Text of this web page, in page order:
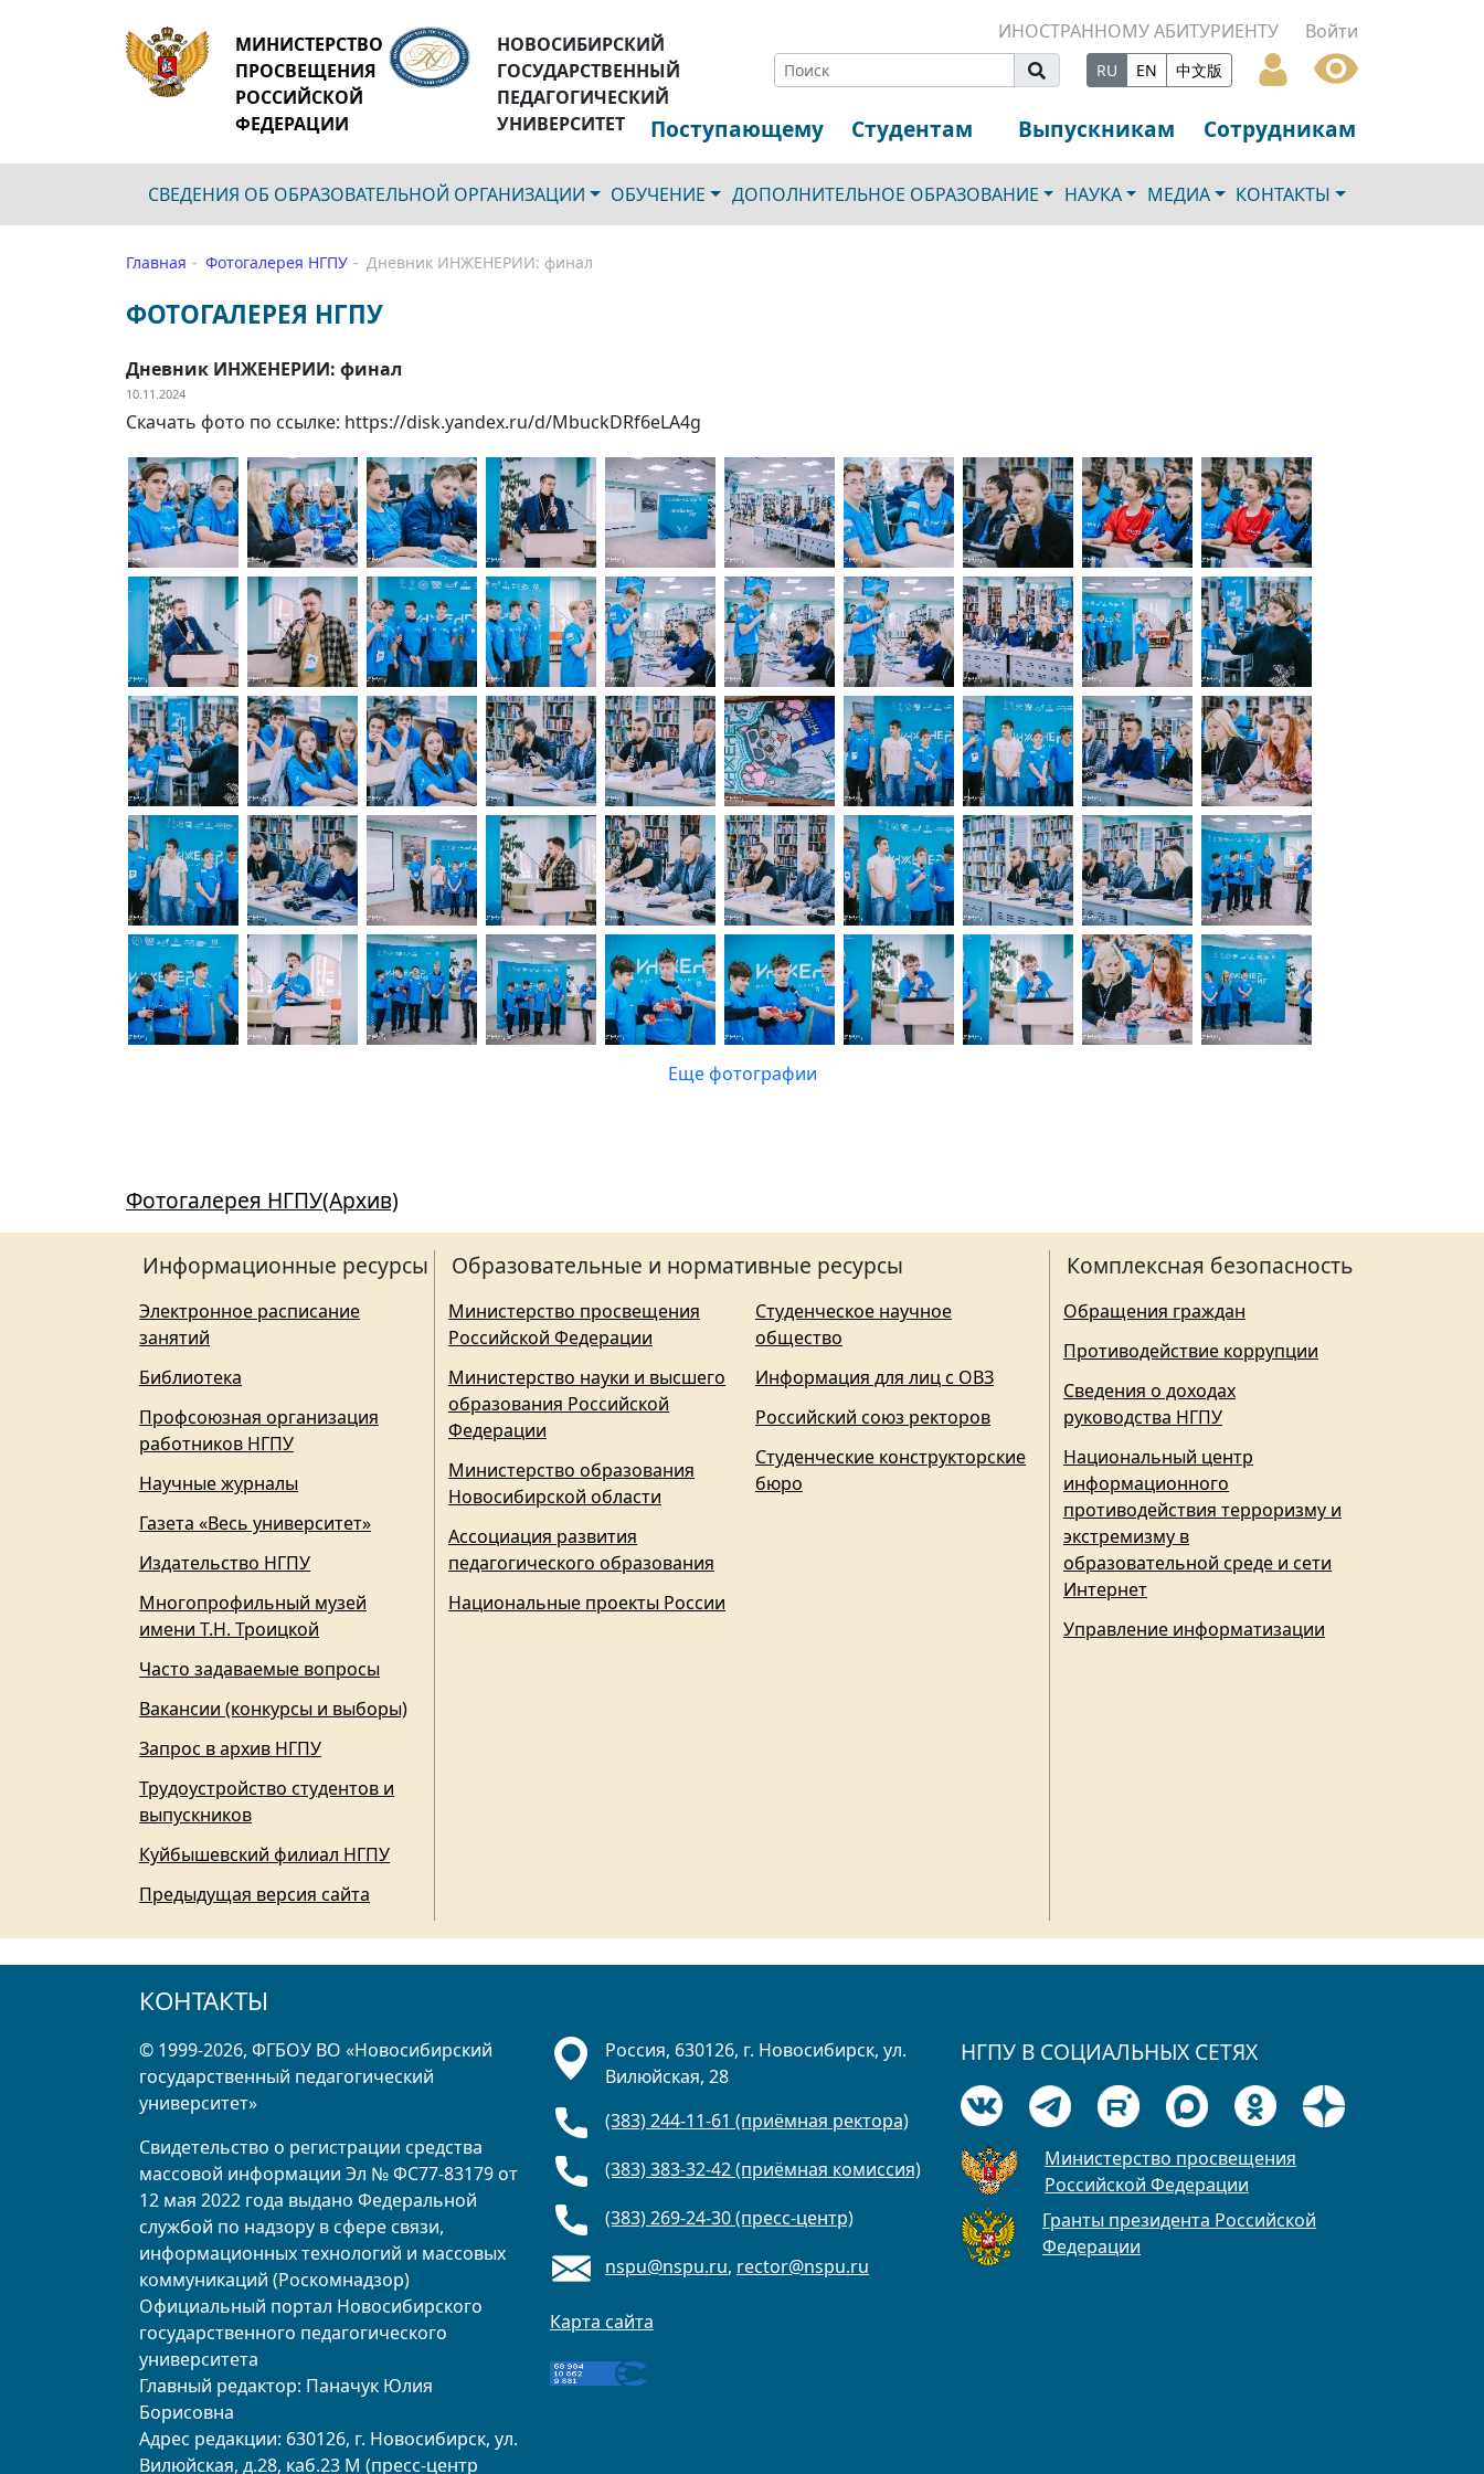
МИНИСТЕРСТВО
ПРОСВЕЩЕНИЯ
РОССИЙСКОЙ
ФЕДЕРАЦИИ
НОВОСИБИРСКИЙ
ГОСУДАРСТВЕННЫЙ
ПЕДАГОГИЧЕСКИЙ
УНИВЕРСИТЕТ
ИНОСТРАННОМУ АБИТУРИЕНТУ Войти
RU EN 中文版
Поступающему Студентам Выпускникам Сотрудникам
СВЕДЕНИЯ ОБ ОБРАЗОВАТЕЛЬНОЙ ОРГАНИЗАЦИИ ОБУЧЕНИЕ ДОПОЛНИТЕЛЬНОЕ ОБРАЗОВАНИЕ НАУКА МЕДИА КОНТАКТЫ
Главная Фотогалерея НГПУ Дневник ИНЖЕНЕРИИ: финал
ФОТОГАЛЕРЕЯ НГПУ
Дневник ИНЖЕНЕРИИ: финал
10.11.2024
Скачать фото по ссылке: https://disk.yandex.ru/d/MbuckDRf6eLA4g
Еще фотографии
Фотогалерея НГПУ(Архив)
Информационные ресурсы
Электронное расписание
занятий
Библиотека
Профсоюзная организация
работников НГПУ
Научные журналы
Газета «Весь университет»
Издательство НГПУ
Многопрофильный музей
имени Т.Н. Троицкой
Часто задаваемые вопросы
Вакансии (конкурсы и выборы)
Запрос в архив НГПУ
Трудоустройство студентов и
выпускников
Куйбышевский филиал НГПУ
Предыдущая версия сайта
Образовательные и нормативные ресурсы
Министерство просвещения
Российской Федерации
Министерство науки и высшего
образования Российской
Федерации
Министерство образования
Новосибирской области
Ассоциация развития
педагогического образования
Национальные проекты России
Студенческое научное
общество
Информация для лиц с ОВЗ
Российский союз ректоров
Студенческие конструкторские
бюро
Комплексная безопасность
Обращения граждан
Противодействие коррупции
Сведения о доходах
руководства НГПУ
Национальный центр
информационного
противодействия терроризму и
экстремизму в
образовательной среде и сети
Интернет
Управление информатизации
КОНТАКТЫ
© 1999-2026, ФГБОУ ВО «Новосибирский
государственный педагогический
университет»
Свидетельство о регистрации средства
массовой информации Эл № ФС77-83179 от
12 мая 2022 года выдано Федеральной
службой по надзору в сфере связи,
информационных технологий и массовых
коммуникаций (Роскомнадзор)
Официальный портал Новосибирского
государственного педагогического
университета
Главный редактор: Паначук Юлия
Борисовна
Адрес редакции: 630126, г. Новосибирск, ул.
Вилюйская, д.28, каб.23 М (пресс-центр
Россия, 630126, г. Новосибирск, ул.
Вилюйская, 28
(383) 244-11-61 (приёмная ректора)
(383) 383-32-42 (приёмная комиссия)
(383) 269-24-30 (пресс-центр)
nspu@nspu.ru, rector@nspu.ru
Карта сайта
НГПУ В СОЦИАЛЬНЫХ СЕТЯХ
Министерство просвещения
Российской Федерации
Гранты президента Российской
Федерации